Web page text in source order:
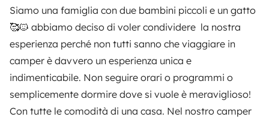
Siamo una famiglia con due bambini piccoli e un gatto
🥰🐱 abbiamo deciso di voler condividere la nostra
esperienza perché non tutti sanno che viaggiare in
camper è davvero un esperienza unica e
indimenticabile. Non seguire orari o programmi o
semplicemente dormire dove si vuole è meraviglioso!
Con tutte le comodità di una casa. Nel nostro camper
Seguros de alquiler
Asistencias de alquiler
Ayuda propietario